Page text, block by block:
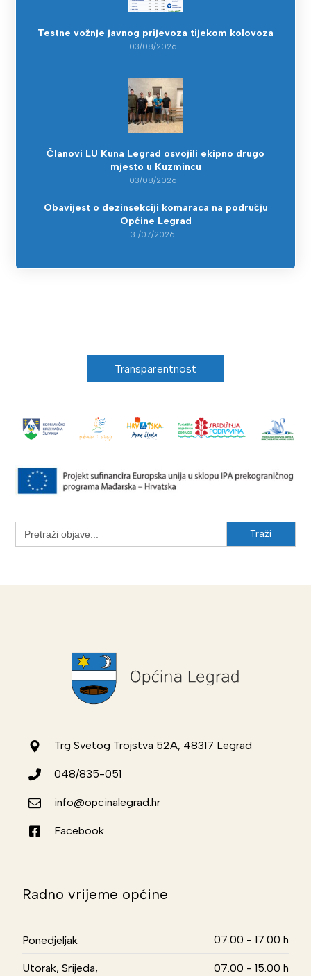
Testne vožnje javnog prijevoza tijekom kolovoza
03/08/2026
Članovi LU Kuna Legrad osvojili ekipno drugo
mjesto u Kuzmincu
03/08/2026
Obavijest o dezinsekciji komaraca na području
Općine Legrad
31/07/2026
Transparentnost
Search
for:
Trg Svetog Trojstva 52A, 48317 Legrad
048/835-051
info@opcinalegrad.hr
Facebook
Radno vrijeme općine
Ponedjeljak 07.00 - 17.00 h
Utorak, Srijeda,
07.00 - 15.00 h